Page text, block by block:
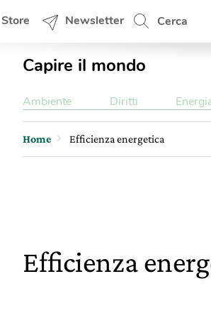
Store Newsletter Cerca
Capire il mondo
Ambiente Diritti
Home Efficienza energetica
Efficienza